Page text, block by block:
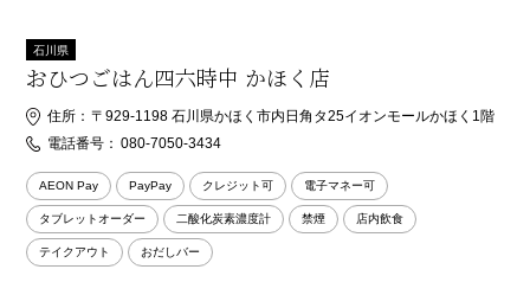
石川県
おひつごはん四六時中 かほく店
住所： 〒929-1198 石川県かほく市内日角タ25イオンモールかほく1階
電話番号： 080-7050-3434
AEON Pay PayPay クレジット可 電子マネー可
タブレットオーダー 二酸化炭素濃度計 禁煙 店内飲食
テイクアウト おだしバー